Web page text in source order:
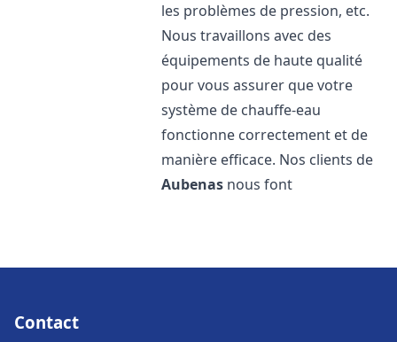
les problèmes de pression, etc.
Nous travaillons avec des
équipements de haute qualité
pour vous assurer que votre
système de chauffe-eau
fonctionne correctement et de
manière efficace. Nos clients de
Aubenas nous font
Contact